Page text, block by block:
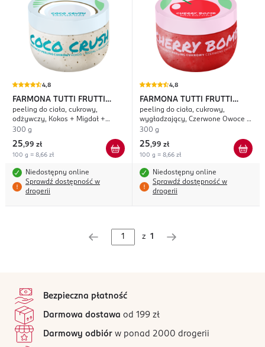
4,8
FARMONA TUTTI FRUTTI
Coco Crush
peeling do ciała, cukrowy,
odżywczy, Kokos + Migdał +
Makadamia
300 g
25,99 zł
100 g = 8,66 zł
Niedostępny online
Sprawdź dostępność w
drogerii
4,8
FARMONA TUTTI FRUTTI
Cherry Bomb
peeling do ciała, cukrowy,
wygładzający, Czerwone Owoce +
Wiśnia
300 g
25,99 zł
100 g = 8,66 zł
Niedostępny online
Sprawdź dostępność w
drogerii
z 1
Bezpieczna płatność
Darmowa dostawa od 199 zł
Darmowy odbiór w ponad 2000 drogerii